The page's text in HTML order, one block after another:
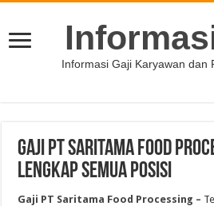
Informasi Gaji Karyawan dan
Gaji PT Saritama Food
Lengkap Semua Posisi
Gaji PT Saritama Food Processing –